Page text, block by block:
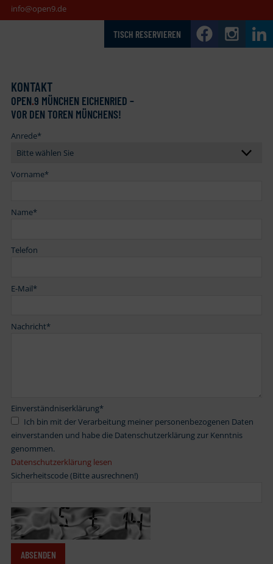
info@open9.de
TISCH RESERVIEREN
KONTAKT
OPEN.9 MÜNCHEN EICHENRIED –
VOR DEN TOREN MÜNCHENS!
Anrede*
Vorname*
Name*
Telefon
E-Mail*
Nachricht*
Einverständniserklärung*
einverstanden und habe die Datenschutzerklärung zur Kenntnis
genommen.
Datenschutzerklärung lesen
Sicherheitscode (Bitte ausrechnen!)